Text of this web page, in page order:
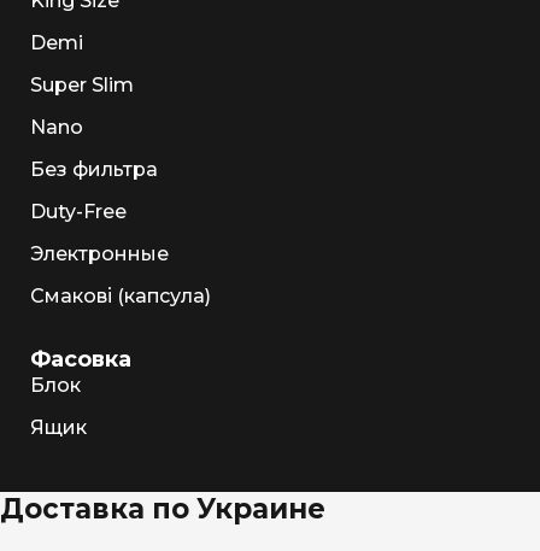
Demi
Super Slim
Nano
Без фильтра
Duty-Free
Электронные
Смакові (капсула)
Фасовка
Блок
Ящик
Доставка по Украине